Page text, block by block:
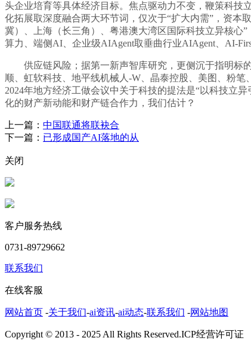
头企业培育等具体经济目标。焦点驱动力不变，鞭策科技
化拓展取深度融合两大环节词，仅次于“扩大内需”，资本
冀）、上海（长三角）、粤港澳大湾区国际科技立异核心
算力、端侧AI、企业级AIAgent取垂曲行业AIAgent、AI-
供应链风险；据第一新声智库研究，更侧沉于指明标的
顺、虹软科技、地平线机械人-W、晶泰控股、美图、粉
2024年地方经济工做会议中关于科技的提法是“以科技立
化的财产新动能和财产链合作力，我们估计？
上一篇： 中国联通将联袂合
下一篇： 已形成国产AI落地的从
关闭
客户服务热线
0731-89729662
联系我们
在线客服
网站首页 -关于我们-ai资讯-ai动态-联系我们 -网站地图
Copyright © 2013 - 2025 All Rights Reserved.ICP经营许可证